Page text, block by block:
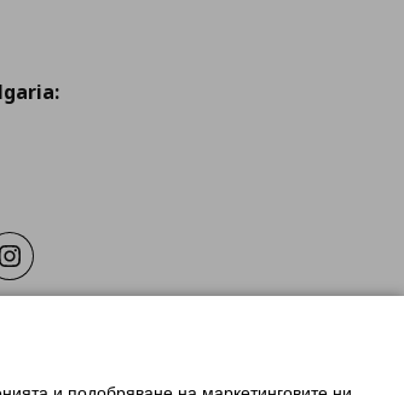
Instagram